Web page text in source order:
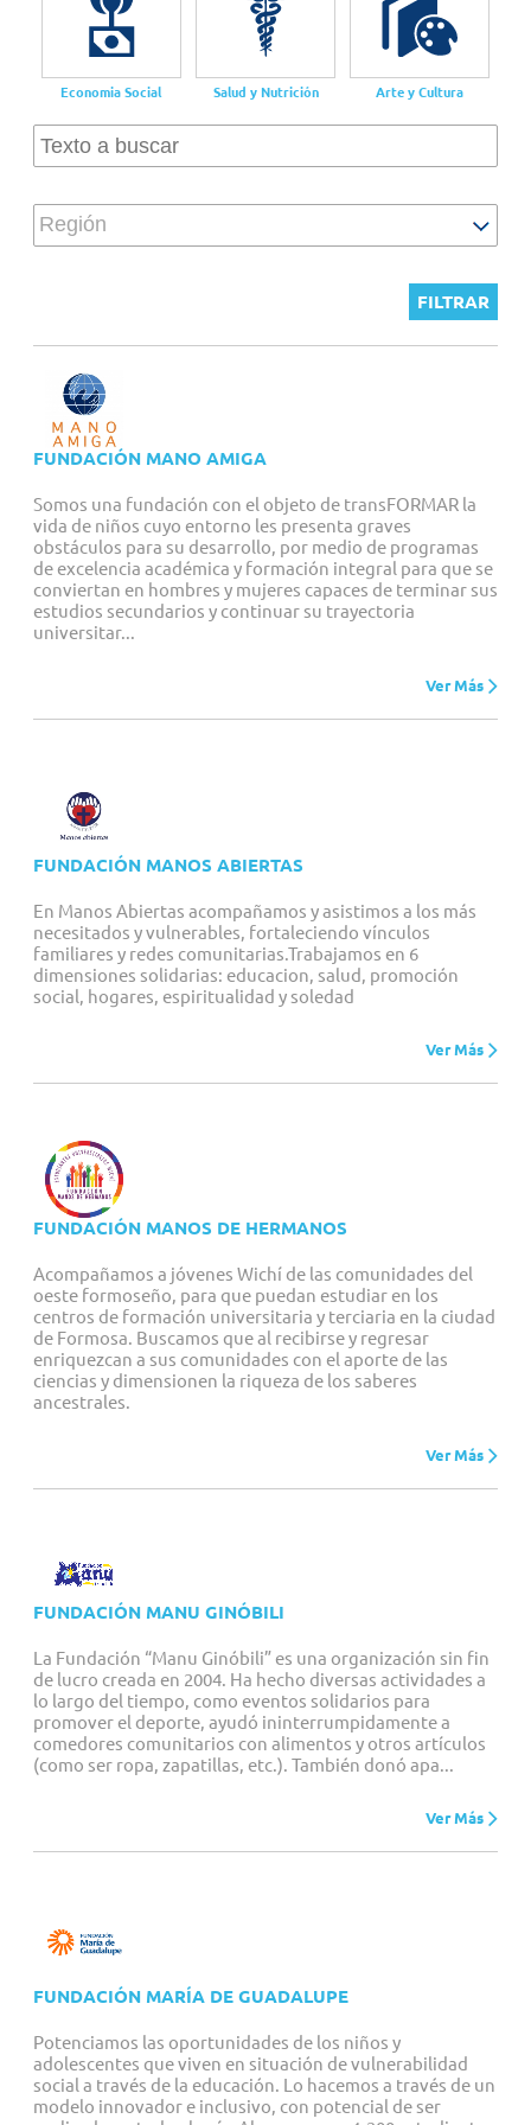
Proyectos personalizados
Economia Social Salud y Nutrición Arte y Cultura
Región
FUNDACIÓN MANO AMIGA
Somos una fundación con el objeto de transFORMAR la
vida de niños cuyo entorno les presenta graves
obstáculos para su desarrollo, por medio de programas
de excelencia académica y formación integral para que se
conviertan en hombres y mujeres capaces de terminar sus
estudios secundarios y continuar su trayectoria
universitar...
Ver Más
FUNDACIÓN MANOS ABIERTAS
En Manos Abiertas acompañamos y asistimos a los más
necesitados y vulnerables, fortaleciendo vínculos
familiares y redes comunitarias.Trabajamos en 6
dimensiones solidarias: educacion, salud, promoción
social, hogares, espiritualidad y soledad
Ver Más
FUNDACIÓN MANOS DE HERMANOS
Acompañamos a jóvenes Wichí de las comunidades del
oeste formoseño, para que puedan estudiar en los
centros de formación universitaria y terciaria en la ciudad
de Formosa. Buscamos que al recibirse y regresar
enriquezcan a sus comunidades con el aporte de las
ciencias y dimensionen la riqueza de los saberes
ancestrales.
Ver Más
FUNDACIÓN MANU GINÓBILI
La Fundación “Manu Ginóbili” es una organización sin fin
de lucro creada en 2004. Ha hecho diversas actividades a
lo largo del tiempo, como eventos solidarios para
promover el deporte, ayudó ininterrumpidamente a
comedores comunitarios con alimentos y otros artículos
(como ser ropa, zapatillas, etc.). También donó apa...
Ver Más
FUNDACIÓN MARÍA DE GUADALUPE
Potenciamos las oportunidades de los niños y
adolescentes que viven en situación de vulnerabilidad
social a través de la educación. Lo hacemos a través de un
modelo innovador e inclusivo, con potencial de ser